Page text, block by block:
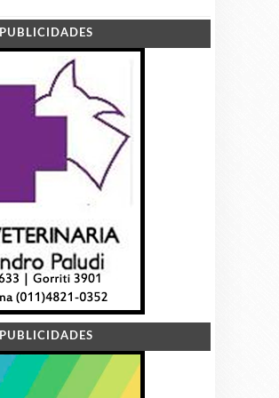
PUBLICIDADES
PUBLICIDADES